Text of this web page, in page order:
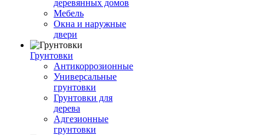
деревянных домов
Мебель
Окна и наружные
двери
Грунтовки
Антикоррозионные
Универсальные
грунтовки
Грунтовки для
дерева
Адгезионные
грунтовки